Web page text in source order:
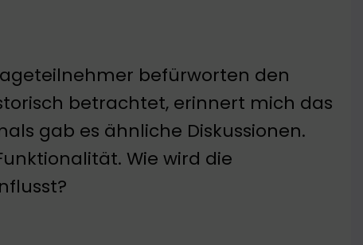
befürworten den
betrachtet, erinnert mich das
gab es ähnliche Diskussionen.
Wie wird die